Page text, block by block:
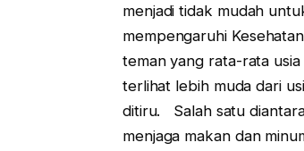
menjadi tidak mudah
mempengaruhi
teman yang rata-rata
terlihat lebih muda dari
ditiru. Salah satu
menjaga makan dan